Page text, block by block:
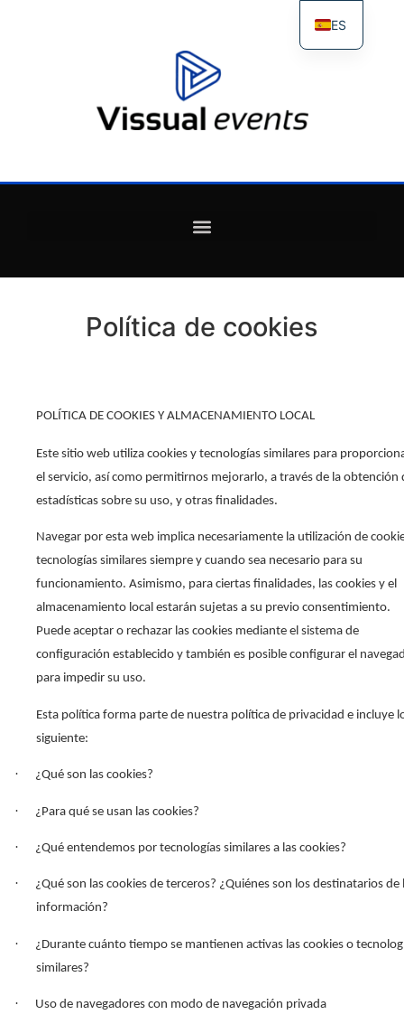
Política de cookies
POLÍTICA DE COOKIES Y ALMACENAMIENTO LOCAL
Este sitio web utiliza cookies y tecnologías similares para
el servicio, así como permitirnos mejorarlo, a través de la obtención
estadísticas sobre su uso, y otras finalidades.
Navegar por esta web implica necesariamente la utilización de
tecnologías similares siempre y cuando sea necesario para su
funcionamiento. Asimismo, para ciertas finalidades, las cookies y el
almacenamiento local estarán sujetas a su previo consentimiento.
Puede aceptar o rechazar las cookies mediante el sistema de
configuración establecido y también es posible configurar el
para impedir su uso.
Esta política forma parte de nuestra política de privacidad e incluye
siguiente:
· ¿Qué son las cookies?
· ¿Para qué se usan las cookies?
· ¿Qué entendemos por tecnologías similares a las cookies?
·
¿Qué son las cookies de terceros? ¿Quiénes son los destinatarios de
información?
·
¿Durante cuánto tiempo se mantienen activas las cookies o
similares?
· Uso de navegadores con modo de navegación privada
ES
FR